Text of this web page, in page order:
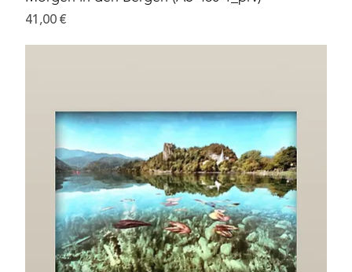
Preis
41,00 €